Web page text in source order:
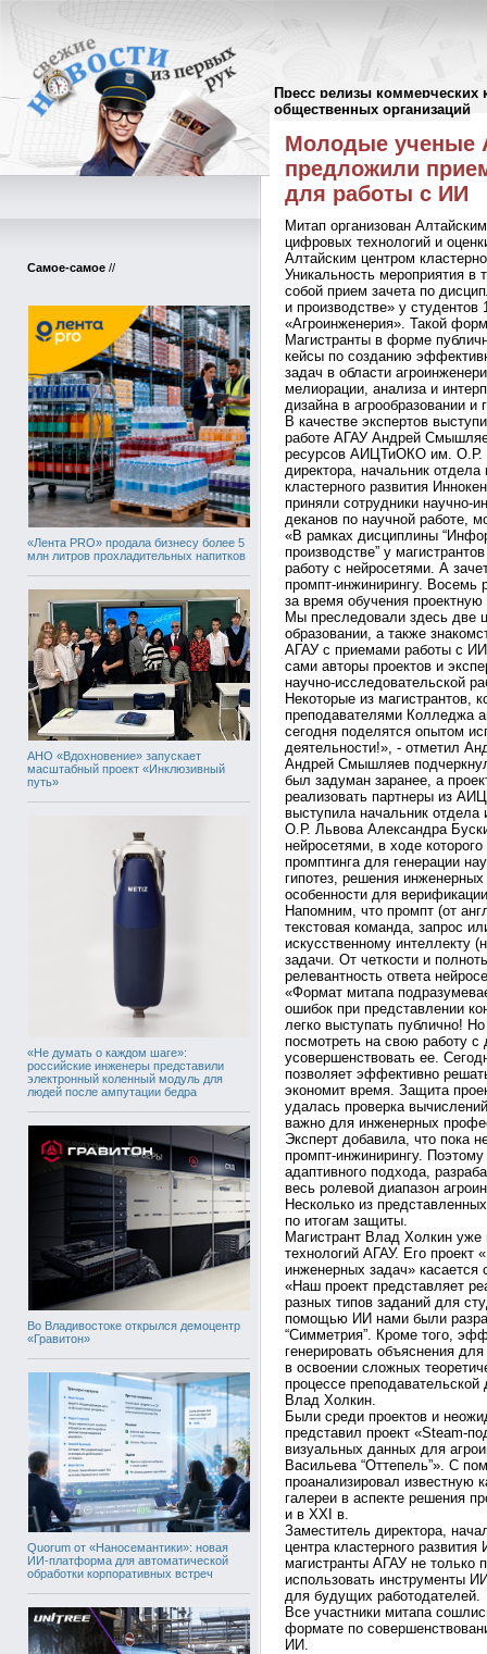
Пресс релизы коммерческих
общественных организаций
Самое-самое //
«Лента PRO» продала бизнесу более 5
млн литров прохладительных напитков
АНО «Вдохновение» запускает
масштабный проект «Инклюзивный
путь»
«Не думать о каждом шаге»:
российские инженеры представили
электронный коленный модуль для
людей после ампутации бедра
Во Владивостоке открылся демоцентр
«Гравитон»
Quorum от «Наносемантики»: новая
ИИ-платформа для автоматической
обработки корпоративных встреч
Пресс-релизы//
Молодые ученые
предложили
для работы с ИИ
Митап организован
цифровых технологий и
Алтайским центром
Уникальность мероприятия в
собой прием зачета по
и производстве» у
«Агроинженерия». Такой
Магистранты в форме
кейсы по созданию
задач в области
мелиорации, анализа и
дизайна в агрообразовании и
В качестве экспертов
работе АГАУ Андрей
ресурсов АИЦТиОКО им. О.Р.
директора, начальник отдела
кластерного развития
приняли сотрудники научно-
деканов по научной работе,
«В рамках дисциплины
производстве” у
работу с нейросетями. А
промпт-инжинирингу. Восемь
за время обучения
Мы преследовали здесь две
образовании, а также
АГАУ с приемами работы с
сами авторы проектов и
научно-исследовательской
Некоторые из магистрантов,
преподавателями Колледжа
сегодня поделятся опытом
деятельности!», - отметил
Андрей Смышляев
был задуман заранее, а
реализовать партнеры из
выступила начальник
О.Р. Львова Александра
нейросетями, в ходе
промптинга для генерации
гипотез, решения
особенности для
Напомним, что промпт (от
текстовая команда, запрос
искусственному интеллекту
задачи. От четкости и
релевантность ответа
«Формат митапа
ошибок при представлении
легко выступать публично!
посмотреть на свою работу
усовершенствовать ее.
позволяет эффективно
экономит время. Защита
удалась проверка
важно для инженерных
Эксперт добавила, что пока
промпт-инжинирингу.
адаптивного подхода,
весь ролевой диапазон
Несколько из
по итогам защиты.
Магистрант Влад Холкин
технологий АГАУ. Его проект
инженерных задач»
«Наш проект представляет
разных типов заданий для
помощью ИИ нами были
“Симметрия”. Кроме того,
генерировать объяснения
в освоении сложных
процессе
Влад Холкин.
Были среди проектов и
представил проект «Steam-
визуальных данных для
Васильева “Оттепель”». С
проанализировал известную
галереи в аспекте решения
и в XXI в.
Заместитель директора,
центра кластерного
магистранты АГАУ не только
использовать инструменты
для будущих работодателей.
Все участники митапа
формате по
ИИ.